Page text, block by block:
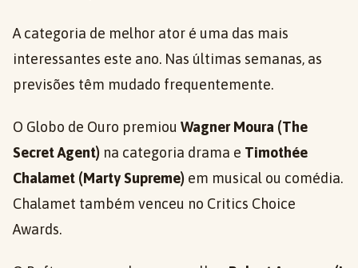
A categoria de melhor ator é uma das mais
interessantes este ano. Nas últimas semanas, as
previsões têm mudado frequentemente.
O Globo de Ouro premiou Wagner Moura (The
Secret Agent) na categoria drama e Timothée
Chalamet (Marty Supreme) em musical ou comédia.
Chalamet também venceu no Critics Choice
Awards.